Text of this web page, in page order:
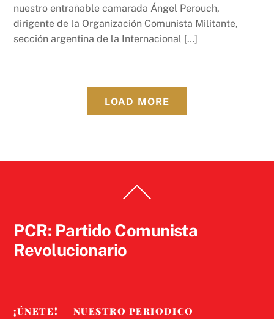
nuestro entrañable camarada Ángel Perouch,
dirigente de la Organización Comunista Militante,
sección argentina de la Internacional […]
LOAD MORE
To
PCR: Partido Comunista
Revolucionario
¡ÚNETE!
NUESTRO PERIODICO